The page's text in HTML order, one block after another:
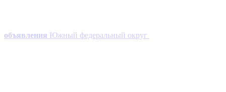
объявления Южный федеральный округ